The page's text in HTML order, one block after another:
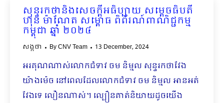
សុន្ទរកថានិងសេចក្ដីអធិប្បាយ សម្ដេចធិបតី
ហ៊ុន ម៉ាណែត សម្ពោធ ពិព័រណ៍ពាណិជ្ជកម្ម
កម្ពុជា ឆ្នាំ ២០២៤
សង្កថា ByCNV Team 13 December, 2024
អរគុណណាស់លោកជំទាវ ចម និម្មល សុន្ទរកថាវែង
យ៉ាងម៉េច នៅពេលដែលលោកជំទាវ ចម និម្មល អានអត់
វែងទេ លឿនណាស់។ ល្បឿនគាត់និយាយដូចយើង